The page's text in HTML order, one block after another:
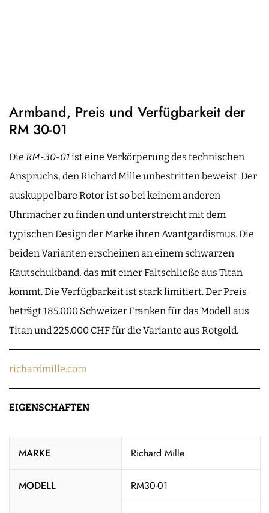
Armband, Preis und Verfügbarkeit der
RM 30-01
Die RM-30-01ist eine Verkörperung des technischen
Anspruchs, den Richard Mille unbestritten beweist. Der
auskuppelbare Rotor ist so bei keinem anderen
Uhrmacher zu finden und unterstreicht mit dem
typischen Design der Marke ihren Avantgardismus. Die
beiden Varianten erscheinen an einem schwarzen
Kautschukband, das mit einer Faltschließe aus Titan
kommt. Die Verfügbarkeit ist stark limitiert. Der Preis
beträgt 185.000 Schweizer Franken für das Modell aus
Titan und 225.000 CHF für die Variante aus Rotgold.
richardmille.com
EIGENSCHAFTEN
MARKE Richard Mille
MODELL RM30-01